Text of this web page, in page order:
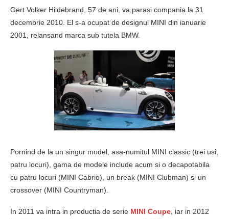
Gert Volker Hildebrand, 57 de ani, va parasi compania la 31
decembrie 2010. El s-a ocupat de designul MINI din ianuarie
2001, relansand marca sub tutela BMW.
Pornind de la un singur model, asa-numitul MINI classic (trei usi,
patru locuri), gama de modele include acum si o decapotabila
cu patru locuri (MINI Cabrio), un break (MINI Clubman) si un
crossover (MINI Countryman).
In 2011 va intra in productia de serie MINI Coupe , iar in 2012